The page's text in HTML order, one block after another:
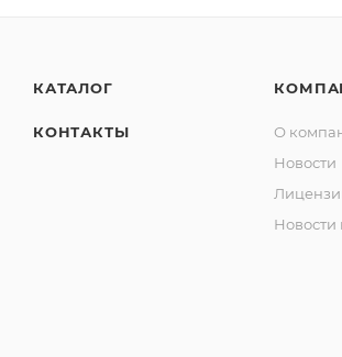
КАТАЛОГ
КОНТАКТЫ
О
Новости